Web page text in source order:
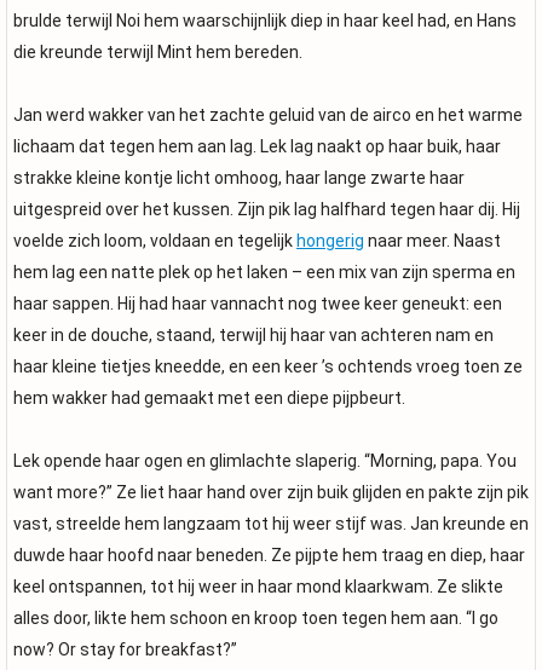
brulde terwijl Noi hem waarschijnlijk diep in haar keel had, en Hans
die kreunde terwijl Mint hem bereden.
Jan werd wakker van het zachte geluid van de airco en het warme
lichaam dat tegen hem aan lag. Lek lag naakt op haar buik, haar
strakke kleine kontje licht omhoog, haar lange zwarte haar
uitgespreid over het kussen. Zijn pik lag halfhard tegen haar dij. Hij
voelde zich loom, voldaan en tegelijk hongerig naar meer. Naast
hem lag een natte plek op het laken – een mix van zijn sperma en
haar sappen. Hij had haar vannacht nog twee keer geneukt: een
keer in de douche, staand, terwijl hij haar van achteren nam en
haar kleine tietjes kneedde, en een keer ’s ochtends vroeg toen ze
hem wakker had gemaakt met een diepe pijpbeurt.
Lek opende haar ogen en glimlachte slaperig. “Morning, papa. You
want more?” Ze liet haar hand over zijn buik glijden en pakte zijn pik
vast, streelde hem langzaam tot hij weer stijf was. Jan kreunde en
duwde haar hoofd naar beneden. Ze pijpte hem traag en diep, haar
keel ontspannen, tot hij weer in haar mond klaarkwam. Ze slikte
alles door, likte hem schoon en kroop toen tegen hem aan. “I go
now? Or stay for breakfast?”